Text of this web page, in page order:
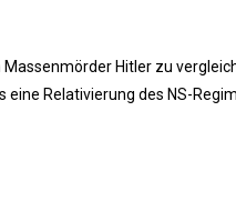
Hitler zu
Relativierung des NS-